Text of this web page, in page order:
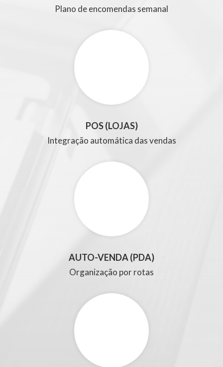
Plano de encomendas semanal
POS (LOJAS)
Integração automática das vendas
AUTO-VENDA (PDA)
Organização por rotas